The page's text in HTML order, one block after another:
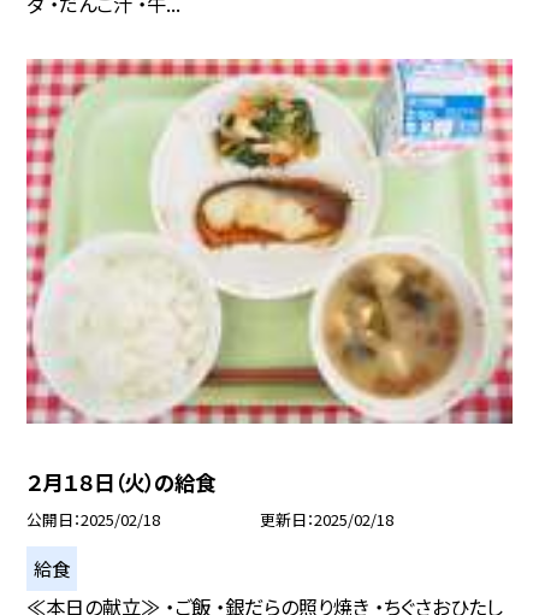
２月１８日（火）の給食
公開日 2025/02/18 更新日 2025/02/18
給食
≪本日の献立≫ ・ご飯 ・銀だらの照り焼き ・ちぐさおひたし